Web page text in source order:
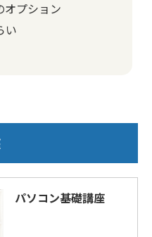
プション
い
パソコン基礎講座